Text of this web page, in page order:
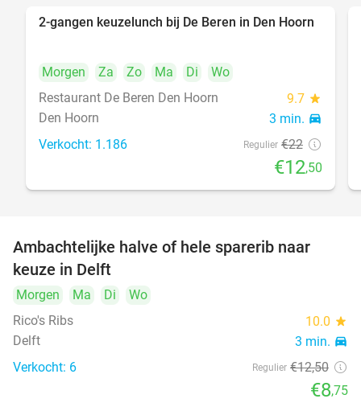
43%
2-gangen keuzelunch bij De Beren in Den Hoorn
Morgen Za Zo Ma Di
Wo
Restaurant De Beren Den Hoorn
9.7 star
Den Hoorn 3 min. directions_car
Verkocht: 1.186 Regulier €22
€12,50
TODAY
Ambachtelijke halve of hele sparerib naar
keuze in Delft
Morgen Ma Di
Wo
Rico's Ribs
10.0 star
Delft 3 min. directions_car
Verkocht: 6 Regulier €12,50
€8,75